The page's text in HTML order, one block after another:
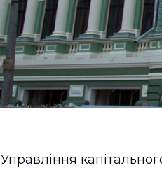
Управління